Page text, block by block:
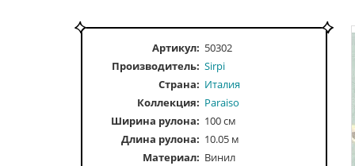
Артикул: 50302
Производитель: Sirpi
Страна: Италия
Коллекция: Paraiso
Ширина рулона: 100 см
Длина рулона: 10.05 м
Материал: Винил